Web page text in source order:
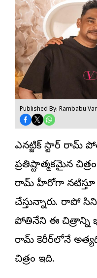
Published By: Rambabu
ఎనర్జిటిక్ స్టార్ రామ్
ప్రతిష్టాత్మకమైన
రామ్ హీరోగా నటిస్తూ
చేస్తున్నారు. రాపో
పోతినేని ఈ చిత్రాన్ని
రామ్ కెరీర్‌లోనే
చిత్రం ఇది.